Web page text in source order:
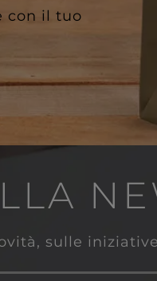
con il tuo
sulle